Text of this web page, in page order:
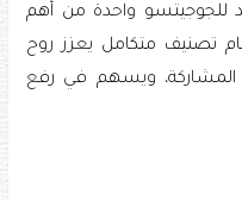
للجوجيتسو واحدة من أهم
تصنيف متكامل يعزز روح
المشاركة، ويسهم في رفع